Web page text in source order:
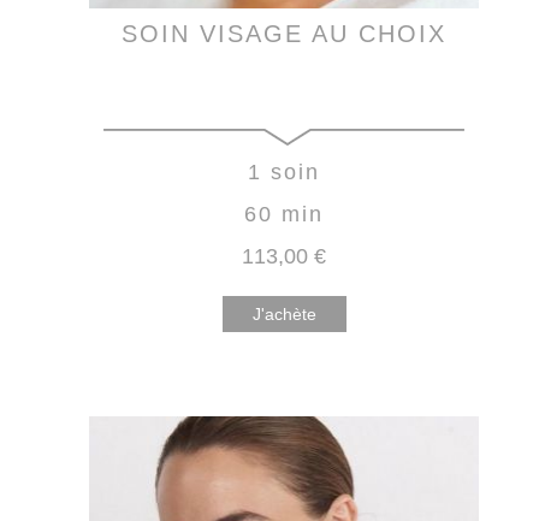
SOIN VISAGE AU CHOIX
1 soin
60 min
113,00 €
J'achète